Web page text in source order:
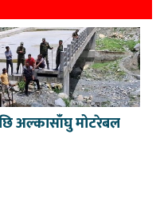
अल्कासाँघु मोटरेबल